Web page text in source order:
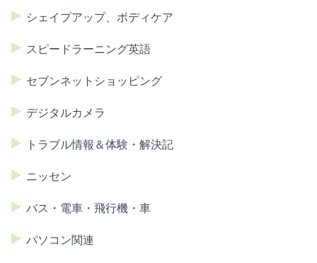
シェイプアップ、ボディケア
スピードラーニング英語
セブンネットショッピング
デジタルカメラ
トラブル情報＆体験・解決記
ニッセン
バス・電車・飛行機・車
パソコン関連